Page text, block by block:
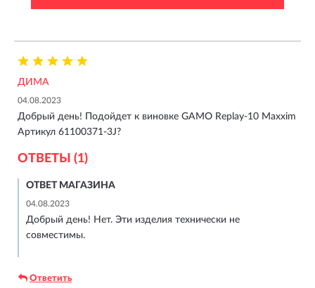
ДИМА
04.08.2023
Добрый день! Подойдет к виновке GAMO Replay-10 Maxxim
Артикул 61100371-3J?
ОТВЕТЫ (1)
ОТВЕТ МАГАЗИНА
04.08.2023
Добрый день! Нет. Эти изделия технически не
совместимы.
Ответить